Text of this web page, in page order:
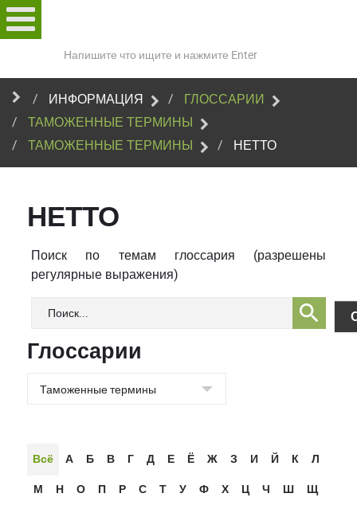
сайту
ИНФОРМАЦИЯ
ГЛОССАРИИ
ТАМОЖЕННЫЕ ТЕРМИНЫ
ТАМОЖЕННЫЕ ТЕРМИНЫ
НЕТТО
НЕТТО
Поиск по темам глоссария (разрешены
регулярные выражения)
Глоссарии
Всё А Б В Г Д Е Ё Ж З И Й К
Л
М
Н О П Р С Т У Ф Х Ц Ч Ш
Щ